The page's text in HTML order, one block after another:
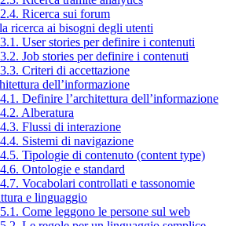
Ricerca sui forum
ricerca ai bisogni degli utenti
User stories per definire i contenuti
Job stories per definire i contenuti
Criteri di accettazione
dell’informazione
Definire l’architettura dell’informazione
Alberatura
Flussi di interazione
Sistemi di navigazione
Tipologie di contenuto (content type)
Ontologie e standard
Vocabolari controllati e tassonomie
e linguaggio
Come leggono le persone sul web